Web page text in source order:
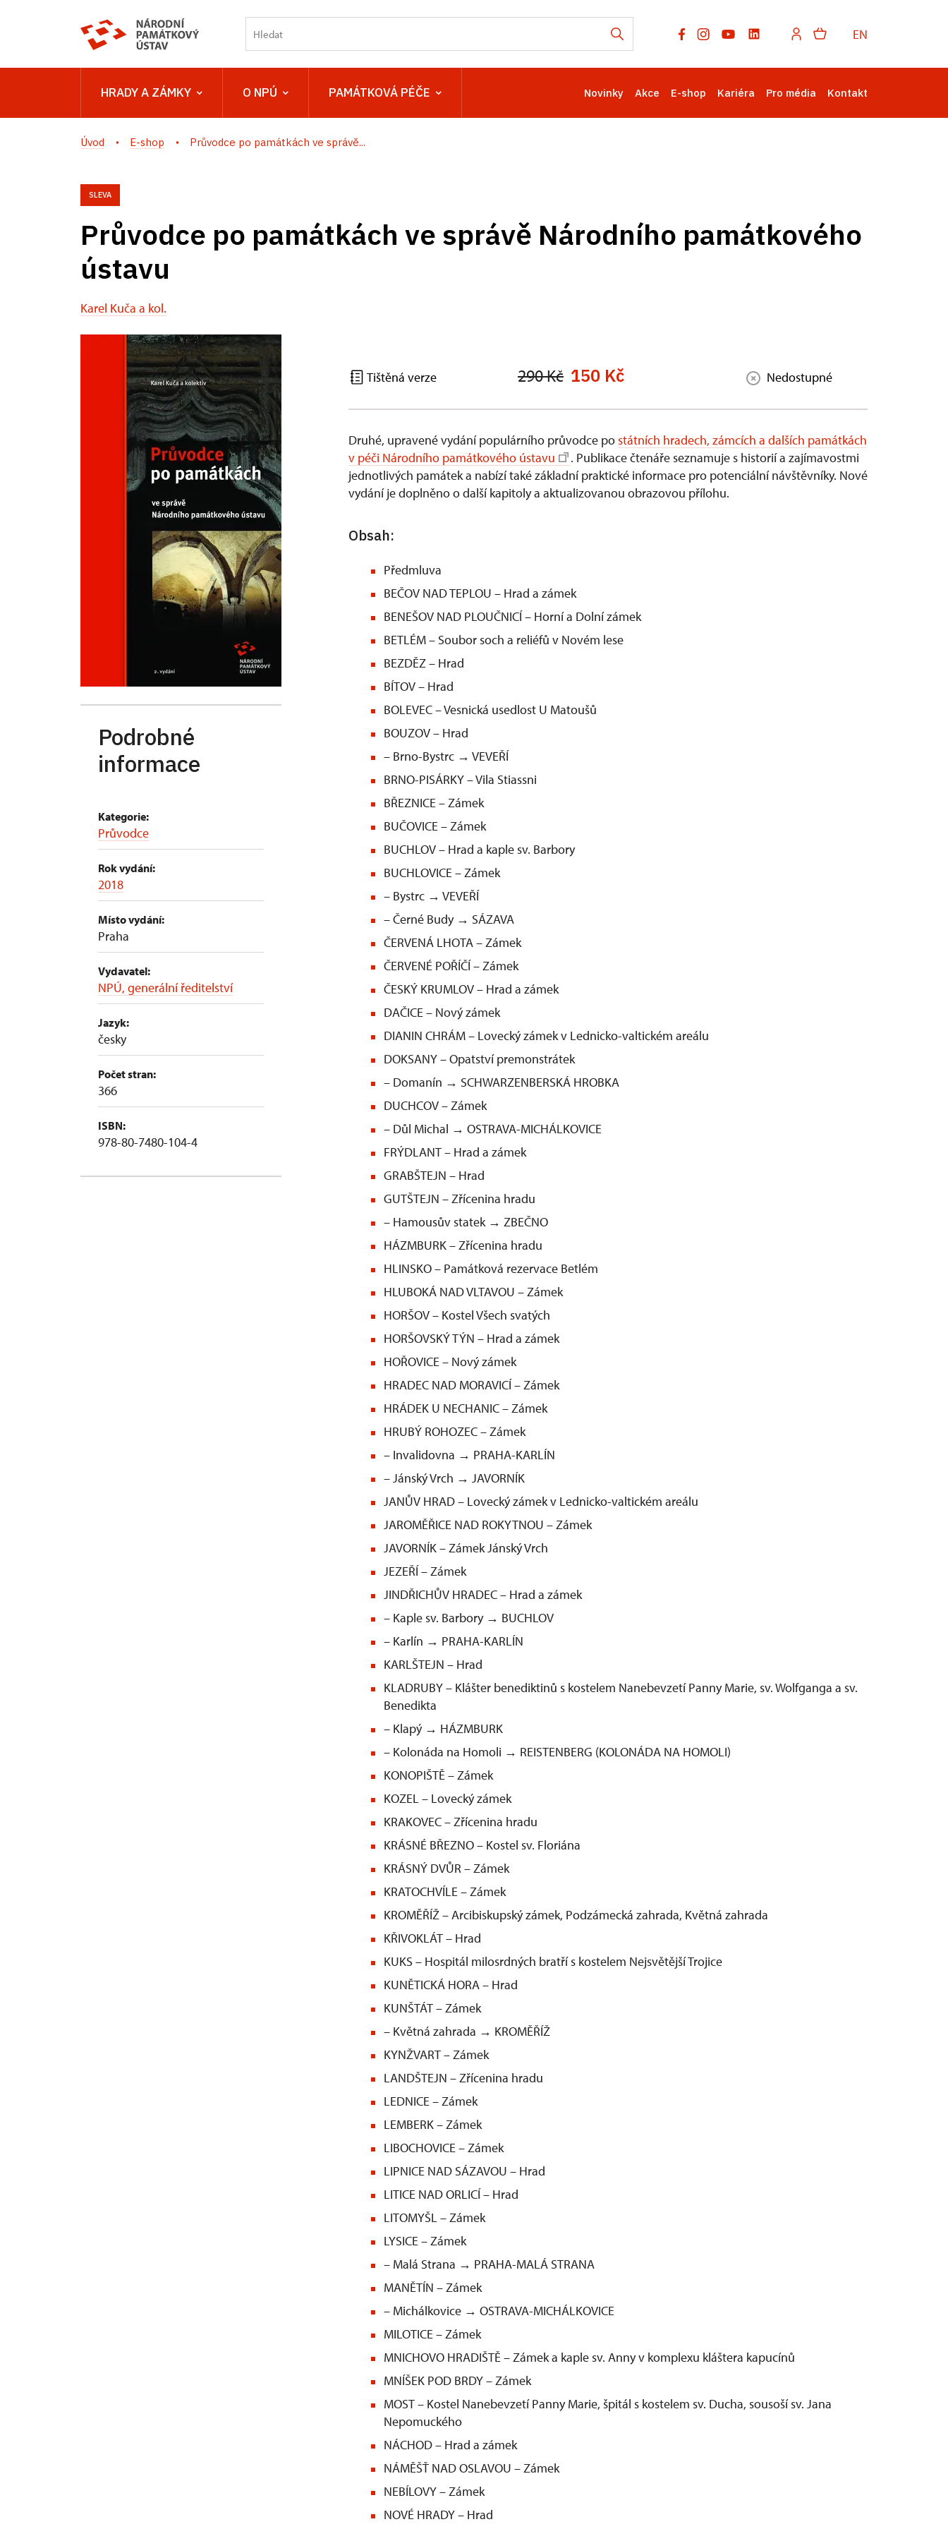
EN
HRADY A ZÁMKY O NPÚ PAMÁTKOVÁ PÉČE Novinky Akce E-shop Kariéra Pro média Kontakt
Úvod E-shop Průvodce po památkách ve správě...
SLEVA
Průvodce po památkách ve správě Národního památkového
ústavu
Karel Kuča a kol.
Podrobné
informace
Kategorie:
Průvodce
Rok vydání:
2018
Místo vydání:
Praha
Vydavatel:
NPÚ, generální ředitelství
Jazyk:
česky
Počet stran:
366
ISBN:
978-80-7480-104-4
Tištěná verze 290 Kč 150 Kč Nedostupné
Druhé, upravené vydání populárního průvodce postátních hradech, zámcích a dalších památkách
v péči Národního památkového ústavu
. Publikace čtenáře seznamuje s historií a zajímavostmi
jednotlivých památek a nabízí také základní praktické informace pro potenciální návštěvníky. Nové
vydání je doplněno o další kapitoly a aktualizovanou obrazovou přílohu.
Obsah:
Předmluva
BEČOV NAD TEPLOU – Hrad a zámek
BENEŠOV NAD PLOUČNICÍ – Horní a Dolní zámek
BETLÉM – Soubor soch a reliéfů v Novém lese
BEZDĚZ – Hrad
BÍTOV – Hrad
BOLEVEC – Vesnická usedlost U Matoušů
BOUZOV – Hrad
– Brno-Bystrc → VEVEŘÍ
BRNO-PISÁRKY – Vila Stiassni
BŘEZNICE – Zámek
BUČOVICE – Zámek
BUCHLOV – Hrad a kaple sv. Barbory
BUCHLOVICE – Zámek
– Bystrc → VEVEŘÍ
– Černé Budy → SÁZAVA
ČERVENÁ LHOTA – Zámek
ČERVENÉ POŘÍČÍ – Zámek
ČESKÝ KRUMLOV – Hrad a zámek
DAČICE – Nový zámek
DIANIN CHRÁM – Lovecký zámek v Lednicko-valtickém areálu
DOKSANY – Opatství premonstrátek
– Domanín → SCHWARZENBERSKÁ HROBKA
DUCHCOV – Zámek
– Důl Michal → OSTRAVA-MICHÁLKOVICE
FRÝDLANT – Hrad a zámek
GRABŠTEJN – Hrad
GUTŠTEJN – Zřícenina hradu
– Hamousův statek → ZBEČNO
HÁZMBURK – Zřícenina hradu
HLINSKO – Památková rezervace Betlém
HLUBOKÁ NAD VLTAVOU – Zámek
HORŠOV – Kostel Všech svatých
HORŠOVSKÝ TÝN – Hrad a zámek
HOŘOVICE – Nový zámek
HRADEC NAD MORAVICÍ – Zámek
HRÁDEK U NECHANIC – Zámek
HRUBÝ ROHOZEC – Zámek
– Invalidovna → PRAHA-KARLÍN
– Jánský Vrch → JAVORNÍK
JANŮV HRAD – Lovecký zámek v Lednicko-valtickém areálu
JAROMĚŘICE NAD ROKYTNOU – Zámek
JAVORNÍK – Zámek Jánský Vrch
JEZEŘÍ – Zámek
JINDŘICHŮV HRADEC – Hrad a zámek
– Kaple sv. Barbory → BUCHLOV
– Karlín → PRAHA-KARLÍN
KARLŠTEJN – Hrad
KLADRUBY – Klášter benediktinů s kostelem Nanebevzetí Panny Marie, sv. Wolfganga a sv.
Benedikta
– Klapý → HÁZMBURK
– Kolonáda na Homoli → REISTENBERG (KOLONÁDA NA HOMOLI)
KONOPIŠTĚ – Zámek
KOZEL – Lovecký zámek
KRAKOVEC – Zřícenina hradu
KRÁSNÉ BŘEZNO – Kostel sv. Floriána
KRÁSNÝ DVŮR – Zámek
KRATOCHVÍLE – Zámek
KROMĚŘÍŽ – Arcibiskupský zámek, Podzámecká zahrada, Květná zahrada
KŘIVOKLÁT – Hrad
KUKS – Hospitál milosrdných bratří s kostelem Nejsvětější Trojice
KUNĚTICKÁ HORA – Hrad
KUNŠTÁT – Zámek
– Květná zahrada → KROMĚŘÍŽ
KYNŽVART – Zámek
LANDŠTEJN – Zřícenina hradu
LEDNICE – Zámek
LEMBERK – Zámek
LIBOCHOVICE – Zámek
LIPNICE NAD SÁZAVOU – Hrad
LITICE NAD ORLICÍ – Hrad
LITOMYŠL – Zámek
LYSICE – Zámek
– Malá Strana → PRAHA-MALÁ STRANA
MANĚTÍN – Zámek
– Michálkovice → OSTRAVA-MICHÁLKOVICE
MILOTICE – Zámek
MNICHOVO HRADIŠTĚ – Zámek a kaple sv. Anny v komplexu kláštera kapucínů
MNÍŠEK POD BRDY – Zámek
MOST – Kostel Nanebevzetí Panny Marie, špitál s kostelem sv. Ducha, sousoší sv. Jana
Nepomuckého
NÁCHOD – Hrad a zámek
NÁMĚŠŤ NAD OSLAVOU – Zámek
NEBÍLOVY – Zámek
NOVÉ HRADY – Hrad